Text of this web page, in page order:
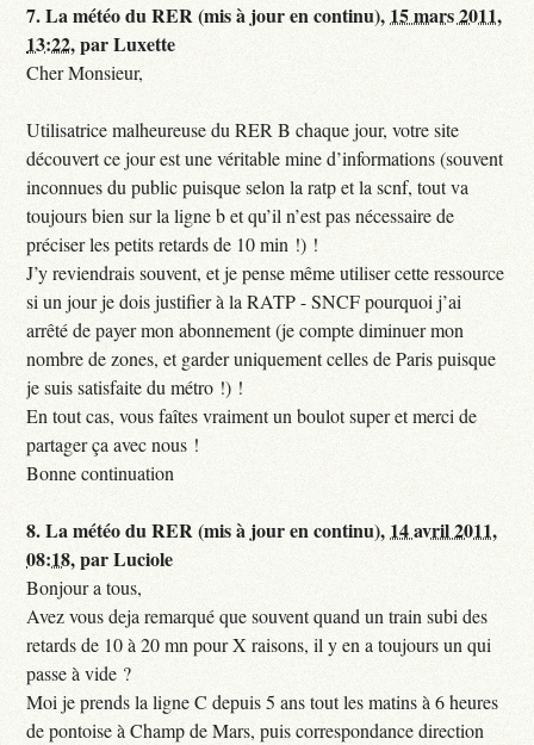
7.La météo du RER (mis à jour en continu), 15 mars 2011,
13:22,parLuxette
Cher Monsieur,
Utilisatrice malheureuse du RER B chaque jour, votre site
découvert ce jour est une véritable mine d’informations (souvent
inconnues du public puisque selon la ratp et la scnf, tout va
toujours bien sur la ligne b et qu’il n’est pas nécessaire de
préciser les petits retards de 10 min !) !
J’y reviendrais souvent, et je pense même utiliser cette ressource
si un jour je dois justifier à la RATP - SNCF pourquoi j’ai
arrêté de payer mon abonnement (je compte diminuer mon
nombre de zones, et garder uniquement celles de Paris puisque
je suis satisfaite du métro !) !
En tout cas, vous faîtes vraiment un boulot super et merci de
partager ça avec nous !
Bonne continuation
8.La météo du RER (mis à jour en continu), 14 avril 2011,
08:18,parLuciole
Bonjour a tous,
Avez vous deja remarqué que souvent quand un train subi des
retards de 10 à 20 mn pour X raisons, il y en a toujours un qui
passe à vide ?
Moi je prends la ligne C depuis 5 ans tout les matins à 6 heures
de pontoise à Champ de Mars, puis correspondance direction